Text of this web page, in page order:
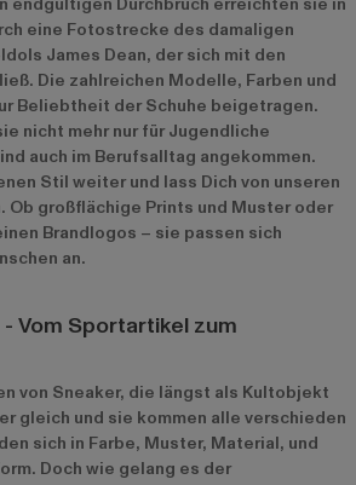
eine Fotostrecke des damaligen
James Dean, der sich mit den
Die zahlreichen Modelle, Farben und
Beliebtheit der Schuhe beigetragen.
nicht mehr nur für Jugendliche
auch im Berufsalltag angekommen.
Stil weiter und lass Dich von unseren
Ob großflächige Prints und Muster oder
Brandlogos – sie passen sich
an.
Vom Sportartikel zum
von Sneaker, die längst als Kultobjekt
gleich und sie kommen alle verschieden
sich in Farbe, Muster, Material, und
Doch wie gelang es der